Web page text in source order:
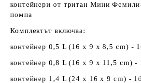
контейнери от тритан Мини
помпа
Комплектът включва:
контейнер 0,5 L (16 х 9 х 8,5 cm) -
контейнер 0,8 L (16 х 9 х 11,5 cm) -
контейнер 1,4 L (24 х 16 х 9 cm) -